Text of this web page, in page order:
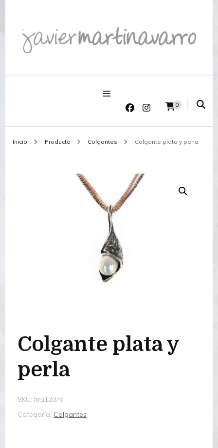
Joyería Javier Martinavarro
0
Inicio Producto Colgantes Colgante plata y perla
Colgante plata y
perla
SKU: bru1207c
Categoría: Colgantes